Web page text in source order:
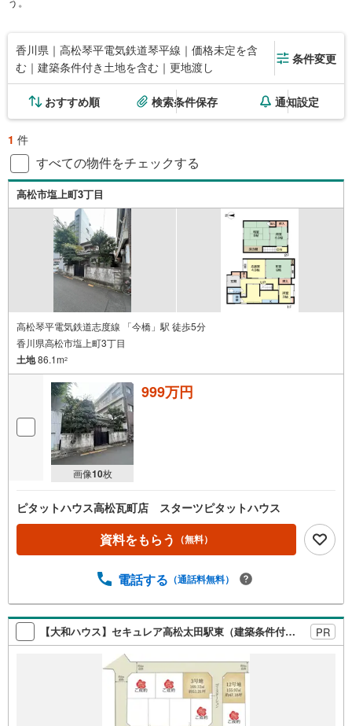
香川県｜高松琴平電気鉄道琴平線｜価格未定を含
む｜建築条件付き土地を含む｜更地渡し
条件変更
おすすめ順 検索条件保存 通知設定
1 件
すべての物件をチェックする
高松市塩上町3丁目
高松琴平電気鉄道志度線 「今橋」駅 徒歩5分
香川県高松市塩上町3丁目
土地86.1m2
画像10枚
999万円
ピタットハウス高松瓦町店 スターツピタットハウス
資料をもらう （無料）
電話する （通話料無料）
【大和ハウス】セキュレア高松太田駅東（建築条件付宅地分譲） PR